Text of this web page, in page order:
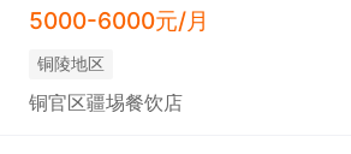
5000-6000元/月
铜陵地区
铜官区疆埸餐饮店